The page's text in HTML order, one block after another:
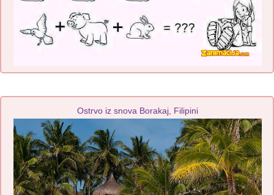
Ostrvo iz snova Borakaj, Filipini